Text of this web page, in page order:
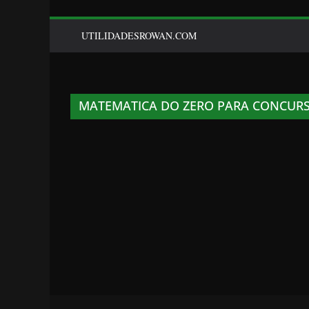
UTILIDADESROWAN.COM
MATEMATICA DO ZERO PARA